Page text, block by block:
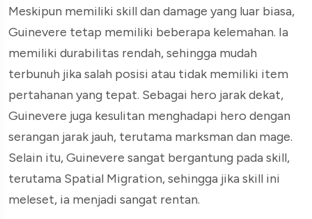
Meskipun memiliki skill dan damage yang luar biasa,
Guinevere tetap memiliki beberapa kelemahan. Ia
memiliki durabilitas rendah, sehingga mudah
terbunuh jika salah posisi atau tidak memiliki item
pertahanan yang tepat. Sebagai hero jarak dekat,
Guinevere juga kesulitan menghadapi hero dengan
serangan jarak jauh, terutama marksman dan mage.
Selain itu, Guinevere sangat bergantung pada skill,
terutama Spatial Migration, sehingga jika skill ini
meleset, ia menjadi sangat rentan.